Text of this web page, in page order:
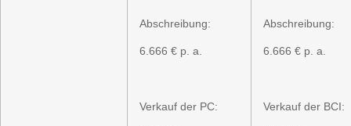
Abschreibung:
6.666 € p. a.
Verkauf der PC:
Abschreibung:
6.666 € p. a.
Verkauf der BCI: